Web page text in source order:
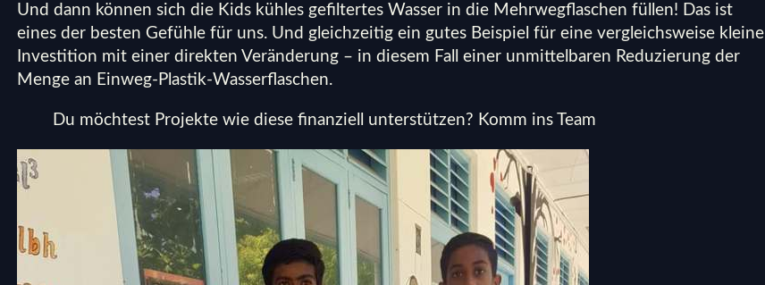
Und dann können sich die Kids kühles gefiltertes Wasser in die Mehrwegflaschen füllen! Das ist
eines der besten Gefühle für uns. Und gleichzeitig ein gutes Beispiel für eine vergleichsweise kleine
Investition mit einer direkten Veränderung – in diesem Fall einer unmittelbaren Reduzierung der
Menge an Einweg-Plastik-Wasserflaschen.
Du möchtest Projekte wie diese finanziell unterstützen? Komm ins Team